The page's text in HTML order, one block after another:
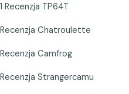
1 Recenzja TP64T
Recenzja Chatroulette
Recenzja Camfrog
Recenzja Strangercamu